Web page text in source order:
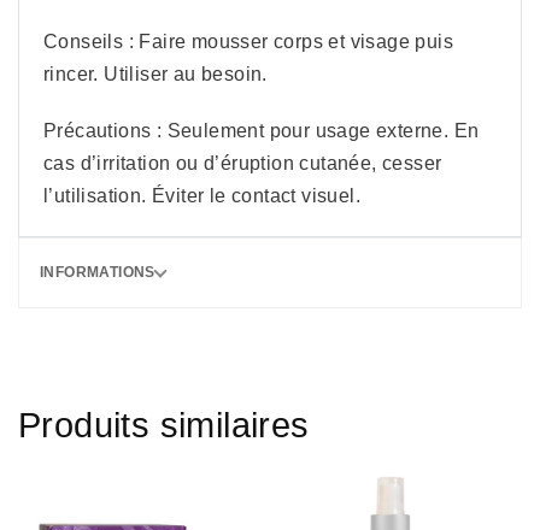
Conseils : Faire mousser corps et visage puis
rincer. Utiliser au besoin.
Précautions : Seulement pour usage externe. En
cas d’irritation ou d’éruption cutanée, cesser
l’utilisation. Éviter le contact visuel.
INFORMATIONS
Produits similaires